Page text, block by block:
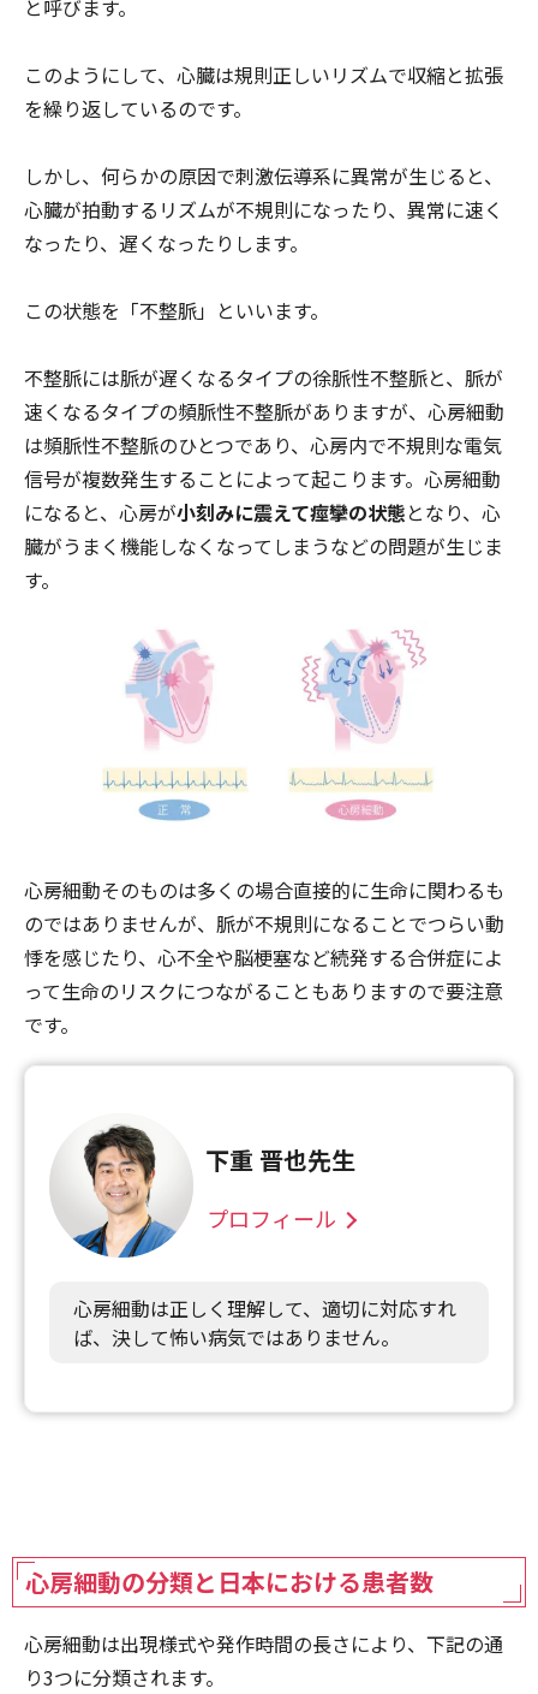
と呼びます。
このようにして、心臓は規則正しいリズムで収縮と拡張
を繰り返しているのです。
しかし、何らかの原因で刺激伝導系に異常が生じると、
心臓が拍動するリズムが不規則になったり、異常に速く
なったり、遅くなったりします。
この状態を「不整脈」といいます。
不整脈には脈が遅くなるタイプの徐脈性不整脈と、脈が
速くなるタイプの頻脈性不整脈がありますが、心房細動
は頻脈性不整脈のひとつであり、心房内で不規則な電気
信号が複数発生することによって起こります。心房細動
になると、心房が小刻みに震えて痙攣の状態となり、心
臓がうまく機能しなくなってしまうなどの問題が生じま
す。
心房細動そのものは多くの場合直接的に生命に関わるも
のではありませんが、脈が不規則になることでつらい動
悸を感じたり、心不全や脳梗塞など続発する合併症によ
って生命のリスクにつながることもありますので要注意
です。
下重 晋也先生
プロフィール
心房細動は正しく理解して、適切に対応すれ
ば、決して怖い病気ではありません。
心房細動の分類と日本における患者数
心房細動は出現様式や発作時間の長さにより、下記の通
り3つに分類されます。